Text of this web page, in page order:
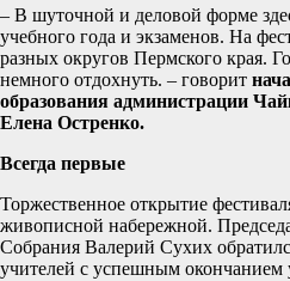
– В шуточной и деловой форме
учебного года и экзаменов. На
разных округов Пермского края.
немного отдохнуть. – говорит
образования администрации
Елена Остренко.
Всегда первые
Торжественное открытие
живописной набережной.
Собрания Валерий Сухих
учителей с успешным окончанием